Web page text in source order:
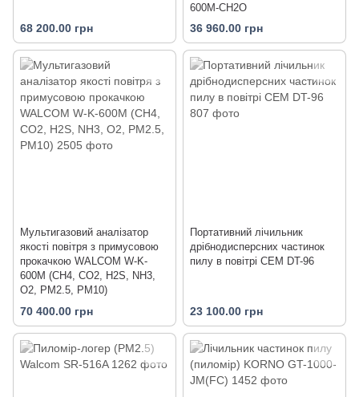
68 200.00 грн
600M-CH2O
36 960.00 грн
Мультигазовий аналізатор
якості повітря з примусовою
прокачкою WALCOM W-K-
600M (CH4, CO2, H2S, NH3,
O2, PM2.5, PM10)
70 400.00 грн
Портативний лічильник
дрібнодисперсних частинок
пилу в повітрі CEM DT-96
23 100.00 грн